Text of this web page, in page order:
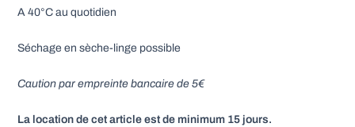
A 40°C au quotidien
Séchage en sèche-linge possible
Caution par empreinte bancaire de 5€
La location de cet article est de minimum 15 jours.